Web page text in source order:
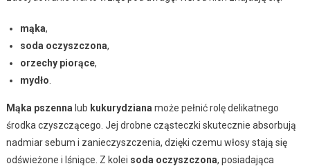
mąka,
soda oczyszczona,
orzechy piorące,
mydło
Mąka pszenna lub kukurydziana może pełnić rolę delikatnego
środka czyszczącego. Jej drobne cząsteczki skutecznie absorbują
nadmiar sebum i zanieczyszczenia, dzięki czemu włosy stają się
odświeżone i lśniące. Z kolei soda oczyszczona, posiadająca